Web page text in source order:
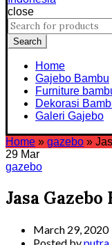
close
Search
for:
Search
Home
Gajebo Bambu
Furniture
Dekorasi
Galeri Gajebo
Home » gazebo »
29 Mar
gazebo
Jasa
March 29, 2020